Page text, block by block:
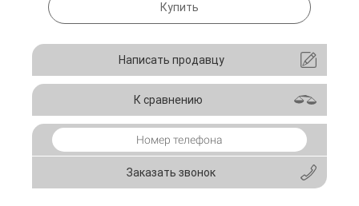
Купить
Написать продавцу
К сравнению
Заказать звонок